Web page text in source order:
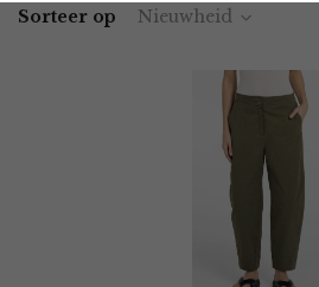
Sorteer op Nieuwheid